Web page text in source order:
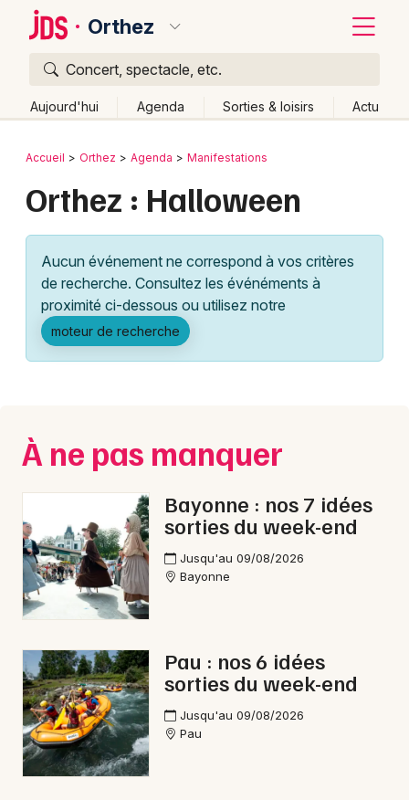
Orthez
Concert, spectacle, etc.
Aujourd'hui Agenda Sorties & loisirs Actu
Publier un événement
Grands événements
Activité & Expérience
Manifestations
Spectacles
Concerts
Sports
Soirées
Sorties famille
Expos
Sorties & loisirs
Halloween dans les Pyrénées-Atlantiques
Bordeaux
Lille
Lyon
Marseille
Nantes
Nice
Paris
Strasbourg
Toulouse
Retour
Accueil Orthez Agenda Manifestations
Orthez : Halloween
Aucun événement ne correspond à vos critères
de recherche. Consultez les événéments à
proximité ci-dessous ou utilisez notre
moteur de recherche
À ne pas manquer
Bayonne : nos 7 idées
sorties du week-end
Jusqu'au 09/08/2026
Bayonne
Pau : nos 6 idées
sorties du week-end
Jusqu'au 09/08/2026
Pau
Quoi ?
Où ?
Aquitaine
Partout Près de moi Changer de lieu
Quand ?
Ce week-end